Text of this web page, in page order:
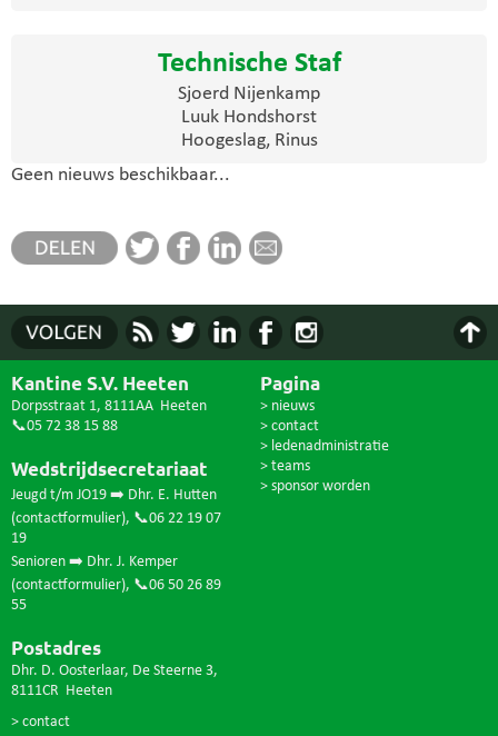
Technische Staf
Sjoerd Nijenkamp
Luuk Hondshorst
Hoogeslag, Rinus
Geen nieuws beschikbaar...
Kantine S.V. Heeten
Dorpsstraat 1, 8111AA Heeten
📞05 72 38 15 88
Wedstrijdsecretariaat
Jeugd t/m JO19 ➡️ Dhr. E. Hutten
(contactformulier), 📞06 22 19 07
19
Senioren ➡️ Dhr. J. Kemper
(contactformulier), 📞06 50 26 89
55
Postadres
Dhr. D. Oosterlaar, De Steerne 3,
8111CR Heeten
> contact
Pagina
> nieuws
> contact
> ledenadministratie
> teams
> sponsor worden